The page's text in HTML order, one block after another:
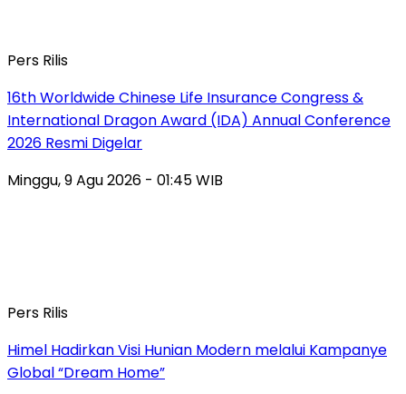
Pers Rilis
16th Worldwide Chinese Life Insurance Congress &
International Dragon Award (IDA) Annual Conference
2026 Resmi Digelar
Minggu, 9 Agu 2026 - 01:45 WIB
Pers Rilis
Himel Hadirkan Visi Hunian Modern melalui Kampanye
Global “Dream Home”